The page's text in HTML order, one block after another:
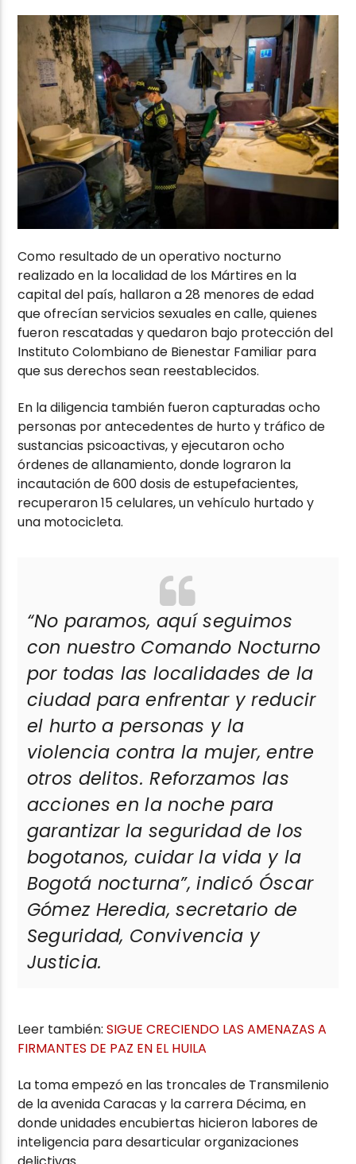
Como resultado de un operativo nocturno
realizado en la localidad de los Mártires en la
capital del país, hallaron a 28 menores de edad
que ofrecían servicios sexuales en calle, quienes
fueron rescatadas y quedaron bajo protección del
Instituto Colombiano de Bienestar Familiar para
que sus derechos sean reestablecidos.
En la diligencia también fueron capturadas ocho
personas por antecedentes de hurto y tráfico de
sustancias psicoactivas, y ejecutaron ocho
órdenes de allanamiento, donde lograron la
incautación de 600 dosis de estupefacientes,
recuperaron 15 celulares, un vehículo hurtado y
una motocicleta.
“No paramos, aquí seguimos
con nuestro Comando Nocturno
por todas las localidades de la
ciudad para enfrentar y reducir
el hurto a personas y la
violencia contra la mujer, entre
otros delitos. Reforzamos las
acciones en la noche para
garantizar la seguridad de los
bogotanos, cuidar la vida y la
Bogotá nocturna”, indicó Óscar
Gómez Heredia, secretario de
Seguridad, Convivencia y
Justicia.
Leer también:SIGUE CRECIENDO LAS AMENAZAS A
FIRMANTES DE PAZ EN EL HUILA
La toma empezó en las troncales de Transmilenio
de la avenida Caracas y la carrera Décima, en
donde unidades encubiertas hicieron labores de
inteligencia para desarticular organizaciones